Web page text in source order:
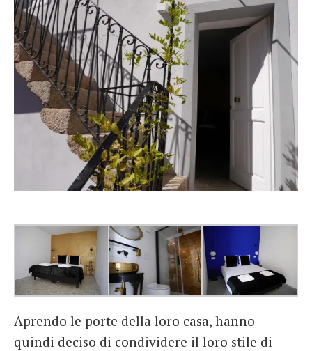
Aprendo le porte della loro casa, hanno
quindi deciso di condividere il loro stile di